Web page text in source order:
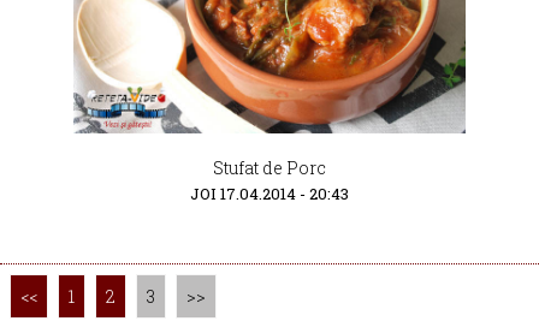
Stufat de Porc
JOI 17.04.2014 - 20:43
<< 1 2 3 >>